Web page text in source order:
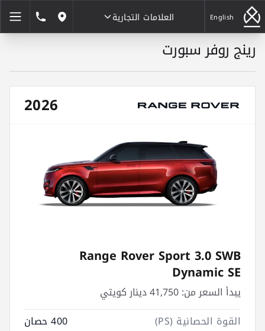
English
العلامات التجارية
العلامات التجارية
مواقعنا
رينج روفر سبورت
2026
Range Rover Sport 3.0 SWB
Dynamic SE
يبدأ السعر من:
القوة الحصانية (PS)
400 حصان